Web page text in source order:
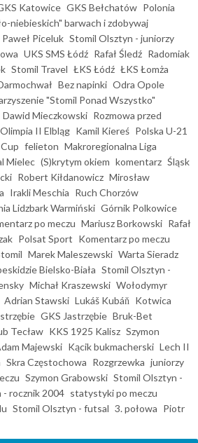
Katowice GKS Bełchatów Polonia
niebieskich" barwach i zdobywaj
Paweł Piceluk Stomil Olsztyn - juniorzy
UKS SMS Łódź Rafał Śledź Radomiak
Stomil Travel ŁKS Łódź ŁKS Łomża
Bez napinki Odra Opole
"Stomil Ponad Wszystko"
Dawid Mieczkowski Rozmowa przed
Olimpia II Elbląg Kamil Kiereś Polska U-21
felieton Makroregionalna Liga
Mielec (S)krytym okiem komentarz Śląsk
Robert Kiłdanowicz Mirosław
Irakli Meschia Ruch Chorzów
Lidzbark Warmiński Górnik Polkowice
po meczu Mariusz Borkowski Rafał
Polsat Sport Komentarz po meczu
Marek Maleszewski Warta Sieradz
Bielsko-Biała Stomil Olsztyn -
Michał Kraszewski Wołodymyr
Adrian Stawski Lukáš Kubáň Kotwica
GKS Jastrzębie Bruk-Bet
Tecław KKS 1925 Kalisz Szymon
Majewski Kącik bukmacherski Lech II
Skra Częstochowa Rozgrzewka juniorzy
Szymon Grabowski Stomil Olsztyn -
rocznik 2004 statystyki po meczu
Stomil Olsztyn - futsal 3. połowa Piotr